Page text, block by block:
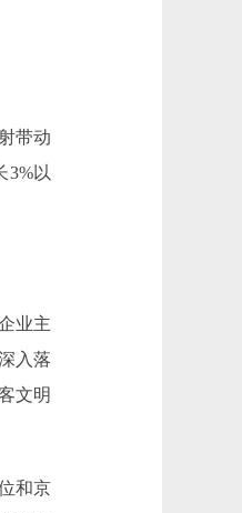
带动
3%以
业主
入落
文明
和京